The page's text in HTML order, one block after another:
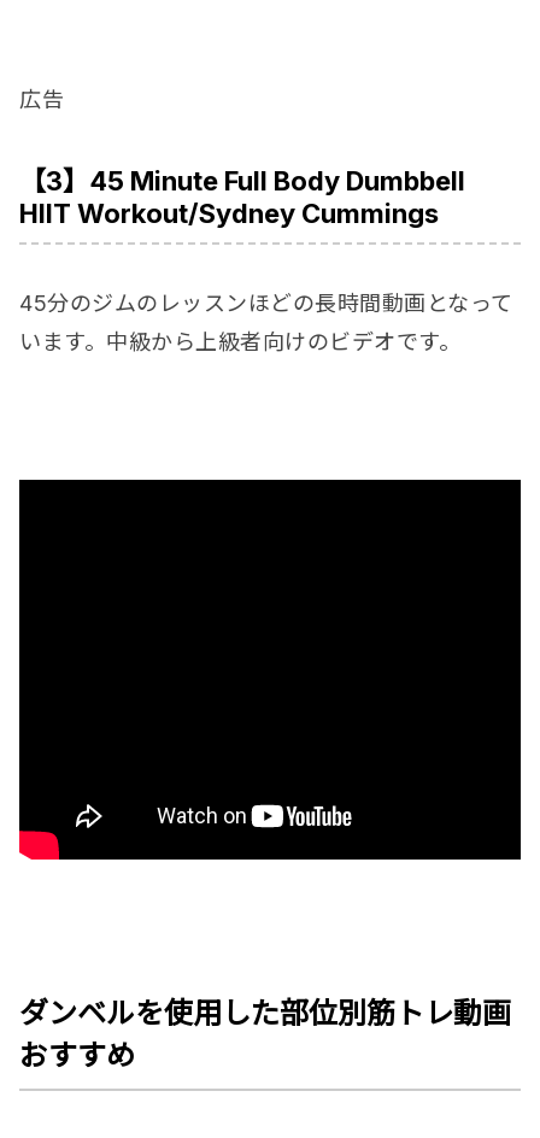
広告
【3】45 Minute Full Body Dumbbell
HIIT Workout/Sydney Cummings
45分のジムのレッスンほどの長時間動画となって
います。中級から上級者向けのビデオです。
ダンベルを使用した部位別筋トレ動画
おすすめ